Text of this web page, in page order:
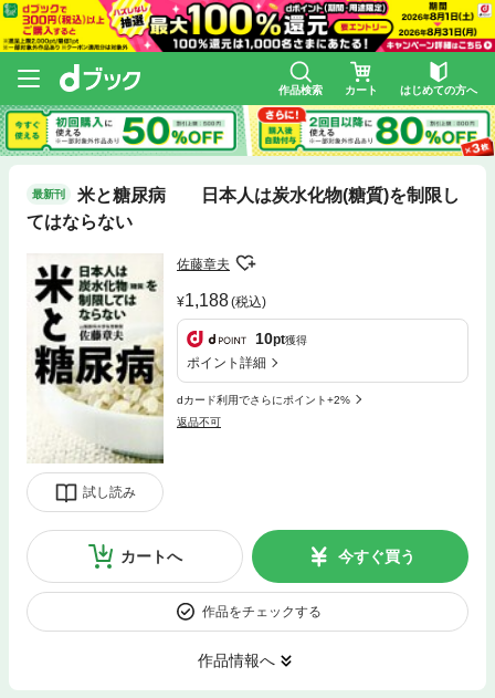
作品検索 カート はじめての方へ
最新刊
米と糖尿病 日本人は炭水化物(糖質)を制限し
てはならない
試し読み
佐藤章夫
1,188(税込)
10pt獲得
ポイント詳細
dカード利用でさらにポイント+2%
返品不可
カートへ 今すぐ買う
作品をチェックする
作品情報へ